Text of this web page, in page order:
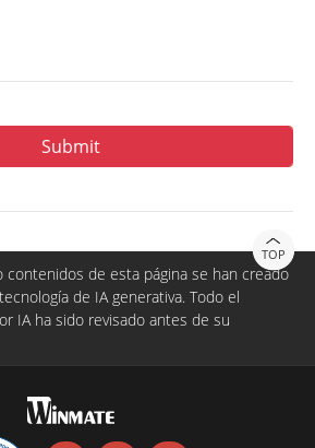
TOP
contenidos de esta página se han creado
de IA generativa. Todo el
IA ha sido revisado antes de su